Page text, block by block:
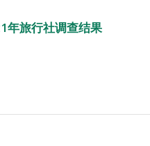
年旅行社调查结果